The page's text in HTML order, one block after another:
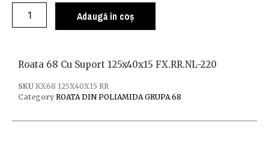
Adaugă în coș
Roata 68 Cu Suport 125x40x15 FX.RR.NL-220
SKU KX68 125X40X15 RR
Category ROATA DIN POLIAMIDA GRUPA 68